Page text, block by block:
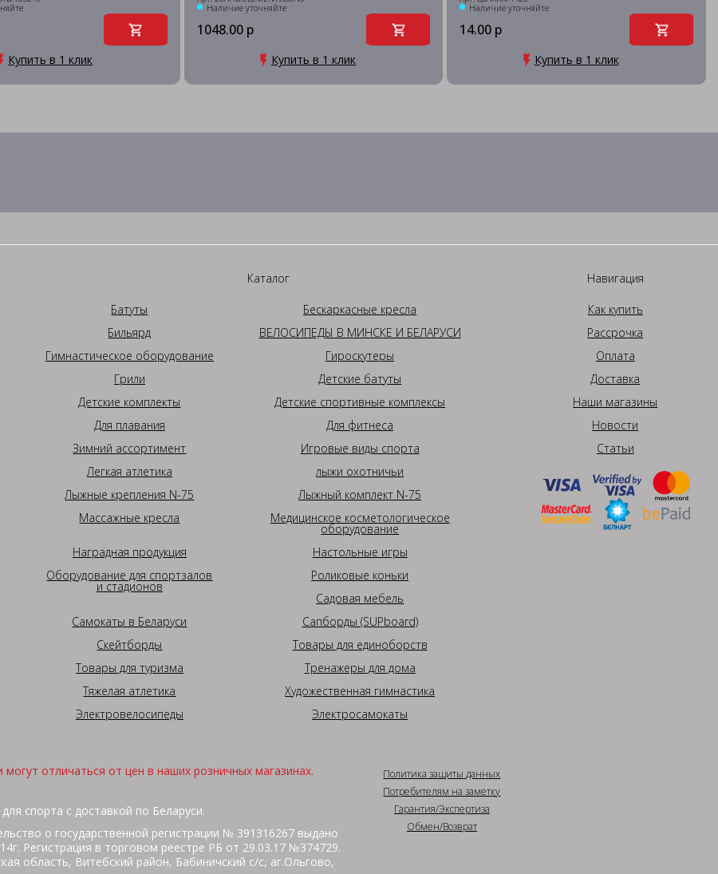
Купить в 1 клик
Наличие уточняйте
1048.00 р
Купить в 1 клик
Наличие уточняйте
14.00 р
Купить в 1 клик
Каталог
Батуты
Бескаркасные кресла
Бильярд
ВЕЛОСИПЕДЫ В МИНСКЕ И БЕЛАРУСИ
Гимнастическое оборудование
Гироскутеры
Грили
Детские батуты
Детские комплекты
Детские спортивные комплексы
Для плавания
Для фитнеса
Зимний ассортимент
Игровые виды спорта
Легкая атлетика
лыжи охотничьи
Лыжные крепления N-75
Лыжный комплект N-75
Массажные кресла
Медицинское косметологическое
оборудование
Наградная продукция
Настольные игры
Оборудование для спортзалов
и стадионов
Роликовые коньки
Садовая мебель
Самокаты в Беларуси
Сапборды (SUPboard)
Скейтборды
Товары для единоборств
Товары для туризма
Тренажеры для дома
Тяжелая атлетика
Художественная гимнастика
Электровелосипеды
Электросамокаты
Навигация
Как купить
Рассрочка
Оплата
Доставка
Наши магазины
Новости
Статьи
отличаться от цен в наших розничных магазинах.
спорта с доставкой по Беларуси.
о государственной регистрации № 391316267 выдано
Регистрация в торговом реестре РБ от 29.03.17 №374729.
область, Витебский район, Бабиничский с/с, аг.Ольгово,
Политика защиты данных
Потребителям на заметку
Гарантия/Экспертиза
Обмен/Возврат